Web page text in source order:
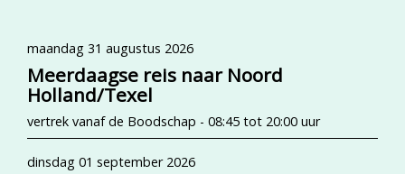
maandag 31 augustus 2026
Meerdaagse reis naar Noord
Holland/Texel
vertrek vanaf de Boodschap - 08:45 tot 20:00 uur
dinsdag 01 september 2026